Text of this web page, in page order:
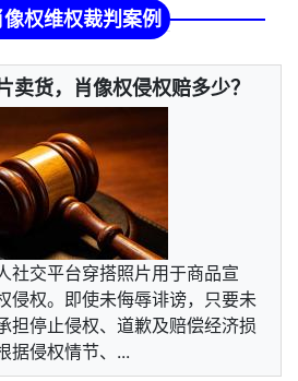
像权维权裁判案例
卖货，肖像权侵权赔多少？
社交平台穿搭照片用于商品宣
侵权。即使未侮辱诽谤，只要未
担停止侵权、道歉及赔偿经济损
据侵权情节、...